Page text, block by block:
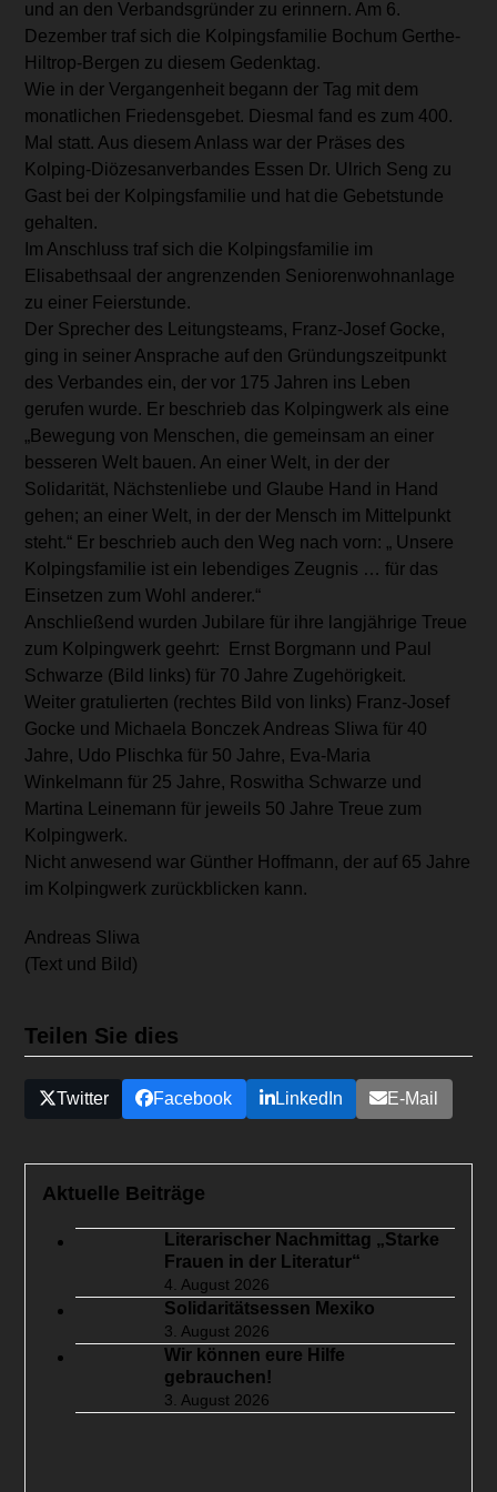
und an den Verbandsgründer zu erinnern. Am 6.
Dezember traf sich die Kolpingsfamilie Bochum Gerthe-
Hiltrop-Bergen zu diesem Gedenktag.
Wie in der Vergangenheit begann der Tag mit dem
monatlichen Friedensgebet. Diesmal fand es zum 400.
Mal statt. Aus diesem Anlass war der Präses des
Kolping-Diözesanverbandes Essen Dr. Ulrich Seng zu
Gast bei der Kolpingsfamilie und hat die Gebetstunde
gehalten.
Im Anschluss traf sich die Kolpingsfamilie im
Elisabethsaal der angrenzenden Seniorenwohnanlage
zu einer Feierstunde.
Der Sprecher des Leitungsteams, Franz-Josef Gocke,
ging in seiner Ansprache auf den Gründungszeitpunkt
des Verbandes ein, der vor 175 Jahren ins Leben
gerufen wurde. Er beschrieb das Kolpingwerk als eine
„Bewegung von Menschen, die gemeinsam an einer
besseren Welt bauen. An einer Welt, in der der
Solidarität, Nächstenliebe und Glaube Hand in Hand
gehen; an einer Welt, in der der Mensch im Mittelpunkt
steht.“ Er beschrieb auch den Weg nach vorn: „ Unsere
Kolpingsfamilie ist ein lebendiges Zeugnis … für das
Einsetzen zum Wohl anderer.“
Anschließend wurden Jubilare für ihre langjährige Treue
zum Kolpingwerk geehrt: Ernst Borgmann und Paul
Schwarze (Bild links) für 70 Jahre Zugehörigkeit.
Weiter gratulierten (rechtes Bild von links) Franz-Josef
Gocke und Michaela Bonczek Andreas Sliwa für 40
Jahre, Udo Plischka für 50 Jahre, Eva-Maria
Winkelmann für 25 Jahre, Roswitha Schwarze und
Martina Leinemann für jeweils 50 Jahre Treue zum
Kolpingwerk.
Nicht anwesend war Günther Hoffmann, der auf 65 Jahre
im Kolpingwerk zurückblicken kann.
Andreas Sliwa
(Text und Bild)
Teilen Sie dies
Twitter Facebook LinkedIn E-Mail
Aktuelle Beiträge
Literarischer Nachmittag „Starke
Frauen in der Literatur“
4. August 2026
Solidaritätsessen Mexiko
3. August 2026
Wir können eure Hilfe
gebrauchen!
3. August 2026